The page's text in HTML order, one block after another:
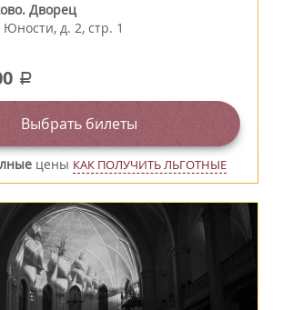
Дворец
Юности, д. 2, стр. 1
a
Выбрать билеты
цены КАК ПОЛУЧИТЬ ЛЬГОТНЫЕ